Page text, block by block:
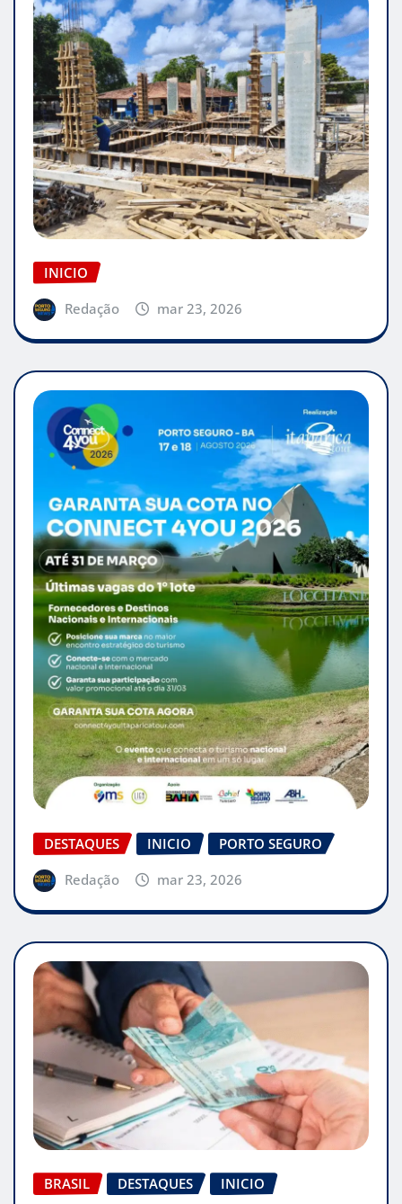
INICIO
Redação
mar 23, 2026
DESTAQUES INICIO
PORTO SEGURO
Redação
mar 23, 2026
BRASIL DESTAQUES INICIO